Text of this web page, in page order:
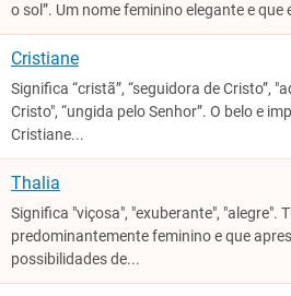
o sol”. Um nome feminino elegante e
Cristiane
Significa “cristã”, “seguidora de Cristo”,
Cristo", “ungida pelo Senhor”. O belo e
Cristiane...
Thalia
Significa "viçosa", "exuberante", "alegre".
predominantemente feminino e que
possibilidades de...